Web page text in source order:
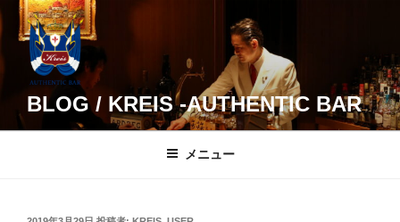
コ
BLOG / KREIS -AUTHENTIC BAR
メニュー
投